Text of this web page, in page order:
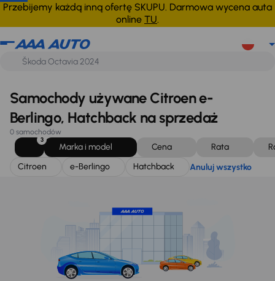
Przebijemy każdą inną ofertę SKUPU. Darmowa wycena auta
online TU.
Citroen e-Berlingo Hatchback Anuluj wszystko
Samochody używane Citroen e-
Berlingo, Hatchback na sprzedaż
0 samochodów
3
Marka i model Cena Rata
Citroen
e-Berlingo Hatchback Anuluj wszystko